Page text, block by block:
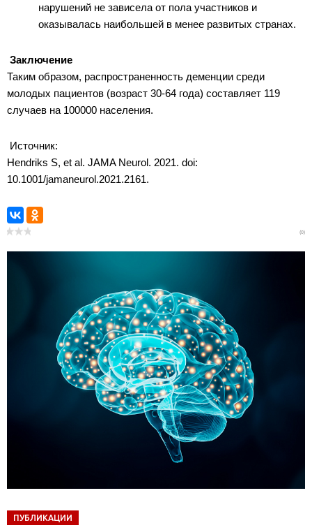
нарушений не зависела от пола участников и
оказывалась наибольшей в менее развитых странах.
Заключение
Таким образом, распространенность деменции среди
молодых пациентов (возраст 30-64 года) составляет 119
случаев на 100000 населения.
Источник:
Hendriks S, et al. JAMA Neurol. 2021. doi:
10.1001/jamaneurol.2021.2161.
(0)
ПУБЛИКАЦИИ